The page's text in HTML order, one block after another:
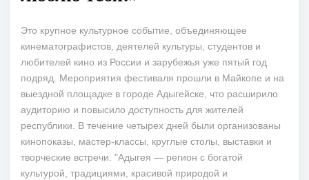
Это крупное культурное событие, объединяющее
кинематографистов, деятелей культуры, студентов и
любителей кино из России и зарубежья уже пятый год
подряд. Мероприятия фестиваля прошли в Майкопе и на
выездной площадке в городе Адыгейске, что расширило
аудиторию и повысило доступность для жителей
республики. В течение четырех дней были организованы
кинопоказы, мастер-классы, круглые столы, выставки и
творческие встречи. "Адыгея — регион с богатой
культурой, традициями, красивой природой и